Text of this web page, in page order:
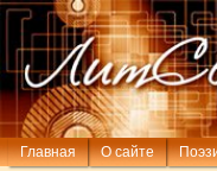
Главная О сайте